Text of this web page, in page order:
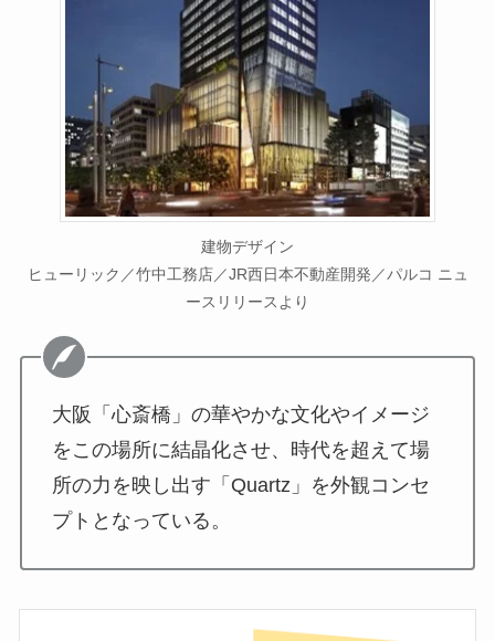
建物デザイン
ヒューリック／竹中工務店／JR西日本不動産開発／パルコ ニュ
ースリリースより
大阪「心斎橋」の華やかな文化やイメージ
をこの場所に結晶化させ、時代を超えて場
所の力を映し出す「Quartz」を外観コンセ
プトとなっている。